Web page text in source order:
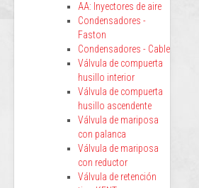
AA: Inyectores de aire
Condensadores -
Faston
Condensadores - Cable
Válvula de compuerta
husillo interior
Válvula de compuerta
husillo ascendente
Válvula de mariposa
con palanca
Válvula de mariposa
con reductor
Válvula de retención